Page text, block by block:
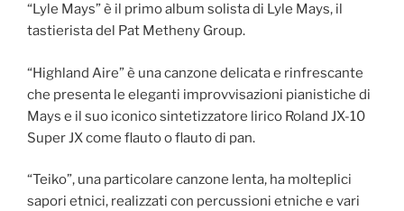
“Lyle Mays” è il primo album solista di Lyle Mays, il
tastierista del Pat Metheny Group.
“Highland Aire” è una canzone delicata e rinfrescante
che presenta le eleganti improvvisazioni pianistiche di
Mays e il suo iconico sintetizzatore lirico Roland JX-10
Super JX come flauto o flauto di pan.
“Teiko”, una particolare canzone lenta, ha molteplici
sapori etnici, realizzati con percussioni etniche e vari